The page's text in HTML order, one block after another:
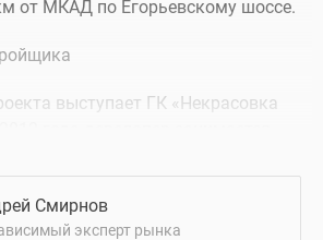
от МКАД по Егорьевскому шоссе.
выступает ГК «Некрасовка
инфраструктуры и
Уже построены 7 проектов,
еще двух жилых комплексов.
Смирнов
эксперт рынка